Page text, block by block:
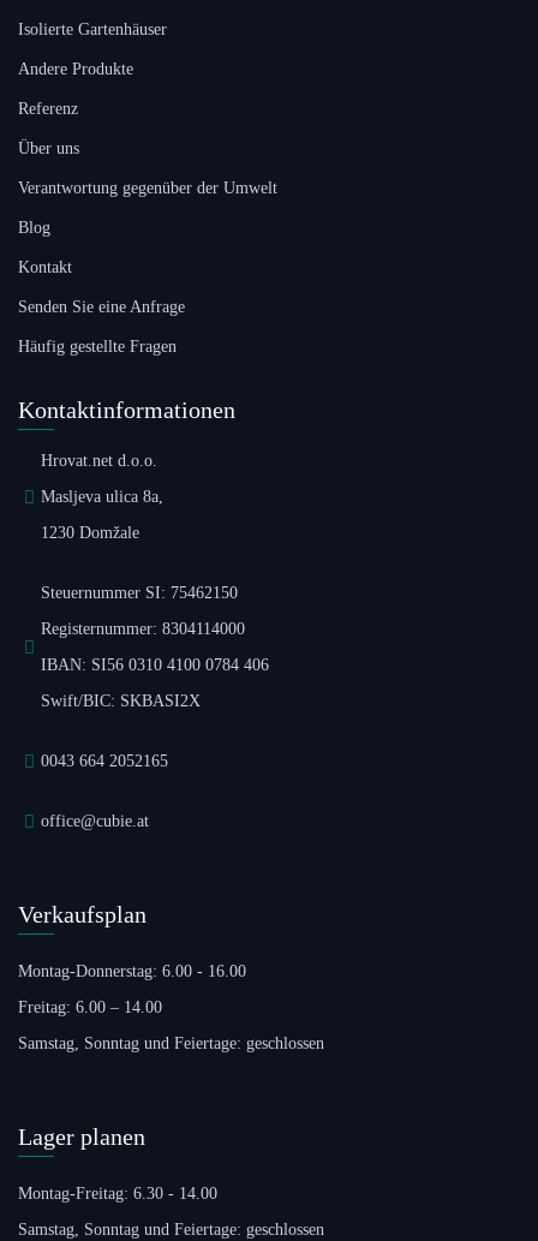
Isolierte Gartenhäuser
Andere Produkte
Referenz
Über uns
Verantwortung gegenüber der Umwelt
Blog
Kontakt
Senden Sie eine Anfrage
Häufig gestellte Fragen
Kontaktinformationen
Hrovat.net d.o.o.
Masljeva ulica 8a,
1230 Domžale
Steuernummer SI: 75462150
Registernummer: 8304114000
IBAN: SI56 0310 4100 0784 406
Swift/BIC: SKBASI2X
0043 664 2052165
office@cubie.at
Verkaufsplan
Montag-Donnerstag: 6.00 - 16.00
Freitag: 6.00 – 14.00
Samstag, Sonntag und Feiertage: geschlossen
Lager planen
Montag-Freitag: 6.30 - 14.00
Samstag, Sonntag und Feiertage: geschlossen